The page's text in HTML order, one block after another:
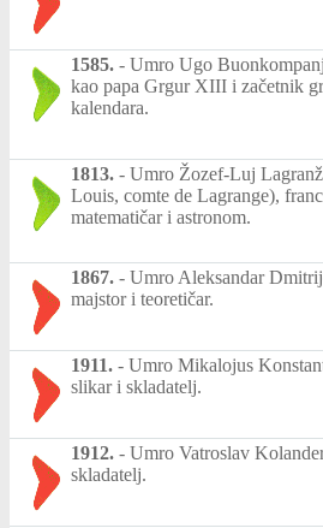
1585. - Umro Ugo
kao papa Grgur XIII i začetnik
kalendara.
1813. - Umro Žozef-Luj
Louis, comte de Lagrange),
matematičar i astronom.
1867. - Umro Aleksandar
majstor i teoretičar.
1911. - Umro Mikalojus
slikar i skladatelj.
1912. - Umro Vatroslav
skladatelj.